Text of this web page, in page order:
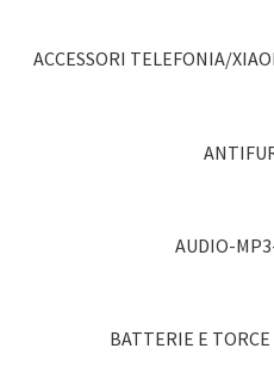
ACCESSORI TELEFONIA/
AUDIO-
BATTERIE E